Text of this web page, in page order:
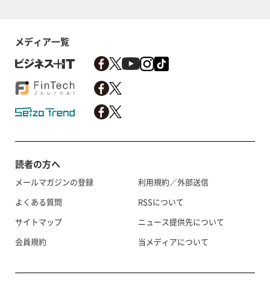
メディア一覧
読者の方へ
メールマガジンの登録
よくある質問
サイトマップ
会員規約
利用規約／外部送信
RSSについて
ニュース提供先について
当メディアについて